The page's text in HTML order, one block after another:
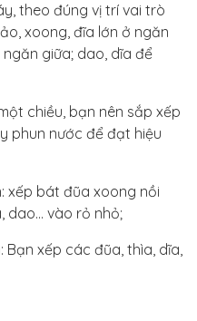
theo đúng vị trí vai trò
xoong, đĩa lớn ở ngăn
giữa; dao, dĩa để
chiều, bạn nên sắp xếp
phun nước để đạt hiệu
xếp bát đũa xoong nồi
dao… vào rỏ nhỏ;
Bạn xếp các đũa, thìa, dĩa,